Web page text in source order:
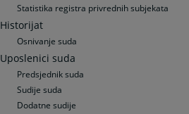
Statistika registra privrednih subjekata
Historijat
Osnivanje suda
Uposlenici suda
Predsjednik suda
Sudije suda
Dodatne sudije